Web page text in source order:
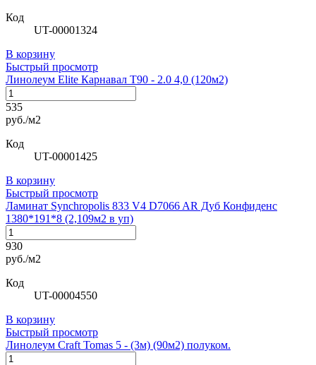
Код
UT-00001324
В корзину
Быстрый просмотр
Линолеум Elite Карнавал Т90 - 2.0 4,0 (120м2)
535
руб./м2
Код
UT-00001425
В корзину
Быстрый просмотр
Ламинат Synchropolis 833 V4 D7066 AR Дуб Конфиденс
1380*191*8 (2,109м2 в уп)
930
руб./м2
Код
UT-00004550
В корзину
Быстрый просмотр
Линолеум Craft Tomas 5 - (3м) (90м2) полуком.